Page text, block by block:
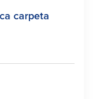
carpeta